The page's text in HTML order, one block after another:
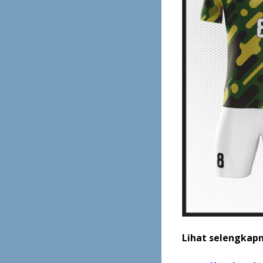
Lihat